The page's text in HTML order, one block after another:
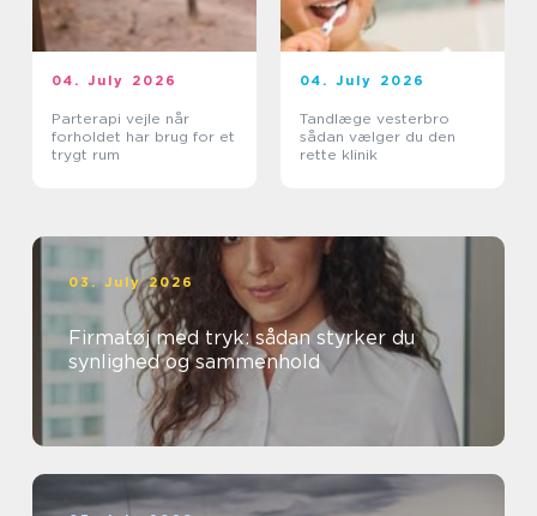
04. July 2026
Parterapi vejle når
forholdet har brug for et
trygt rum
04. July 2026
Tandlæge vesterbro
sådan vælger du den
rette klinik
03. July 2026
Firmatøj med tryk: sådan styrker du
synlighed og sammenhold